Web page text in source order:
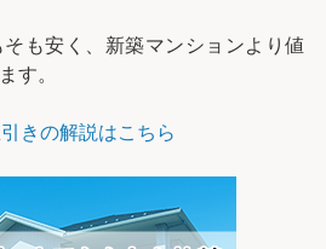
も安く、新築マンションより値
す。
きの解説はこちら